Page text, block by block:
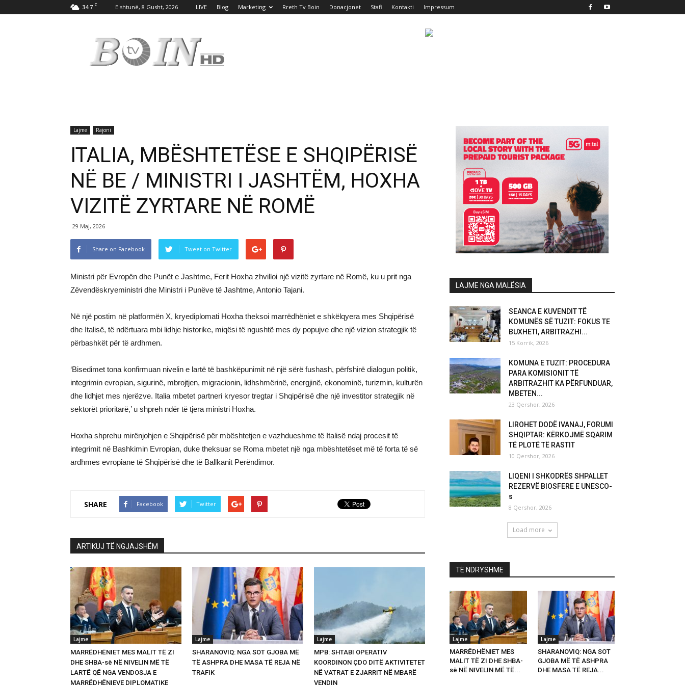
34.7 C E shtunë, 8 Gusht, 2026 LIVE Blog Marketing Rreth Tv Boin Donacjonet Stafi Kontakti Impressum
Boin
Lajme Rajoni
ITALIA, MBËSHTETËSE E SHQIPËRISË
NË BE / MINISTRI I JASHTËM, HOXHA
VIZITË ZYRTARE NË ROMË
29 Maj, 2026
Share on Facebook Tweet on Twitter
Ministri për Evropën dhe Punët e Jashtme, Ferit Hoxha zhvilloi një vizitë zyrtare në Romë, ku u prit nga
Zëvendëskryeministri dhe Ministri i Punëve të Jashtme, Antonio Tajani.
Në një postim në platformën X, kryediplomati Hoxha theksoi marrëdhëniet e shkëlqyera mes Shqipërisë
dhe Italisë, të ndërtuara mbi lidhje historike, miqësi të ngushtë mes dy popujve dhe një vizion strategjik të
përbashkët për të ardhmen.
‘Bisedimet tona konfirmuan nivelin e lartë të bashkëpunimit në një sërë fushash, përfshirë dialogun politik,
integrimin evropian, sigurinë, mbrojtjen, migracionin, lidhshmërinë, energjinë, ekonominë, turizmin, kulturën
dhe lidhjet mes njerëzve. Italia mbetet partneri kryesor tregtar i Shqipërisë dhe një investitor strategjik në
sektorët prioritarë,’ u shpreh ndër të tjera ministri Hoxha.
Hoxha shprehu mirënjohjen e Shqipërisë për mbështetjen e vazhdueshme të Italisë ndaj procesit të
integrimit në Bashkimin Evropian, duke theksuar se Roma mbetet një nga mbështetëset më të forta të së
ardhmes evropiane të Shqipërisë dhe të Ballkanit Perëndimor.
SHARE Facebook Twitter
ARTIKUJ TË NGJAJSHËM
Lajme
MARRËDHËNIET MES MALIT TË ZI
DHE SHBA-së NË NIVELIN MË TË
LARTË QË NGA VENDOSJA E
MARRËDHËNIEVE DIPLOMATIKE
Lajme
SHARANOVIQ: NGA SOT GJOBA MË
TË ASHPRA DHE MASA TË REJA NË
TRAFIK
Lajme
MPB: SHTABI OPERATIV
KOORDINON ÇDO DITË AKTIVITETET
NË VATRAT E ZJARRIT NË MBARË
VENDIN
LAJME NGA MALËSIA
SEANCA E KUVENDIT TË
KOMUNËS SË TUZIT: FOKUS TE
BUXHETI, ARBITRAZHI...
15 Korrik, 2026
KOMUNA E TUZIT: PROCEDURA
PARA KOMISIONIT TË
ARBITRAZHIT KA PËRFUNDUAR,
MBETEN...
23 Qershor, 2026
LIROHET DODË IVANAJ, FORUMI
SHQIPTAR: KËRKOJMË SQARIM
TË PLOTË TË RASTIT
10 Qershor, 2026
LIQENI I SHKODRËS SHPALLET
REZERVË BIOSFERE E UNESCO-
s
8 Qershor, 2026
Load more
TË NDRYSHME
Lajme
MARRËDHËNIET MES
MALIT TË ZI DHE SHBA-
së NË NIVELIN MË TË...
Lajme
SHARANOVIQ: NGA SOT
GJOBA MË TË ASHPRA
DHE MASA TË REJA...